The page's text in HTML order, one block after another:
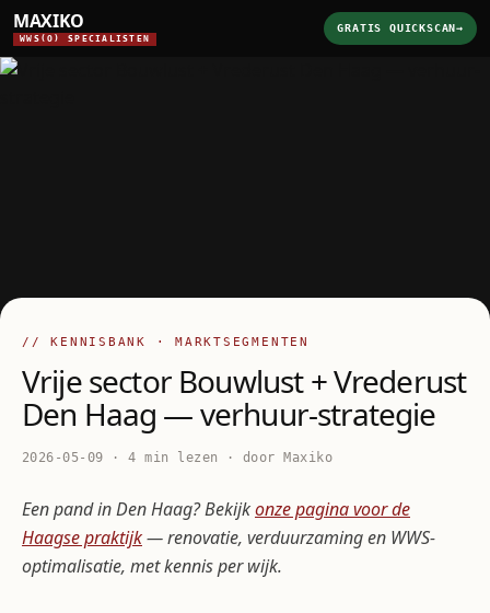
MAXIKO
WWS(O) SPECIALISTEN
GRATIS QUICKSCAN→
// KENNISBANK · MARKTSEGMENTEN
Vrije sector Bouwlust + Vrederust
Den Haag — verhuur-strategie
2026-05-09 · 4 min lezen · door Maxiko
Een pand in Den Haag? Bekijkonze pagina voor de
Haagse praktijk— renovatie, verduurzaming en WWS-
optimalisatie, met kennis per wijk.